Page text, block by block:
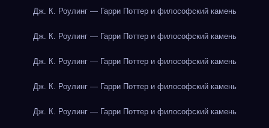
Дж. К. Роулинг — Гарри Поттер и философский камень
Дж. К. Роулинг — Гарри Поттер и философский камень
Дж. К. Роулинг — Гарри Поттер и философский камень
Дж. К. Роулинг — Гарри Поттер и философский камень
Дж. К. Роулинг — Гарри Поттер и философский камень